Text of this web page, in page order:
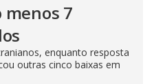
menos 7
enquanto resposta
outras cinco baixas em